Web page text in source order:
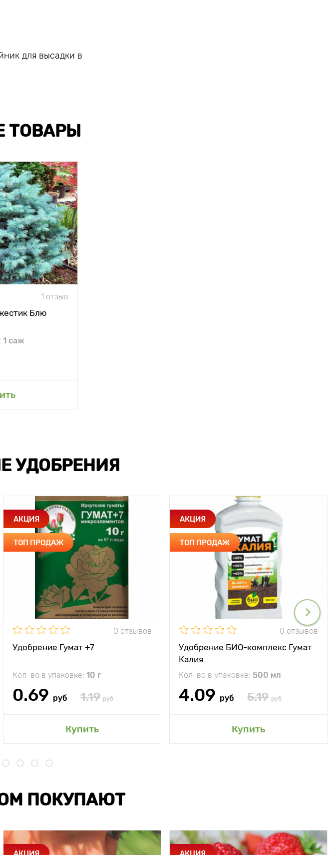
для высадки в
ТОВАРЫ
1 отзыв
Блю
1 саж
УДОБРЕНИЯ
АКЦИЯ
ТОП ПРОДАЖ
0 отзывов
Удобрение Гумат +7
Кол-во в упаковке: 10 г
0.69 руб 1.19 руб
Купить
АКЦИЯ
ТОП ПРОДАЖ
0 отзывов
Удобрение БИО-комплекс Гумат
Калия
Кол-во в упаковке: 500 мл
4.09 руб 5.19 руб
Купить
ПОКУПАЮТ